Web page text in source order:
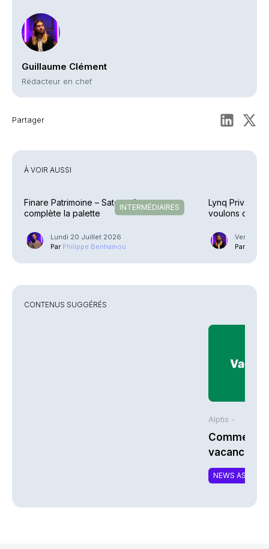
Guillaume Clément
Rédacteur en chef
Partager
À VOIR AUSSI
INTERMÉDIAIRES
Finare Patrimoine – Sateco Assurance
complète la palette
Lundi 20 Juillet 2026
Par Philippe Benhamou
Lynq Private
voulons ouvrir
Vendredi
Par
CONTENUS SUGGÉRÉS
Alptis -
Comment
vacances à
NEWS